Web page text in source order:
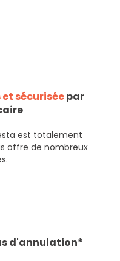
sécuriséepar
est totalement
offre de nombreux
d'annulation*